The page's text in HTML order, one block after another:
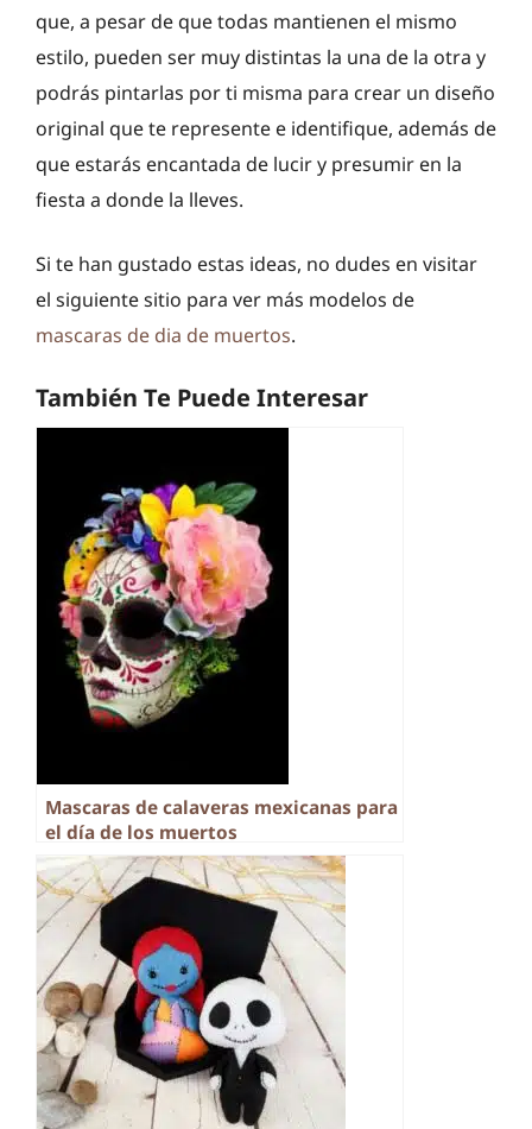
que, a pesar de que todas mantienen el mismo
estilo, pueden ser muy distintas la una de la otra y
podrás pintarlas por ti misma para crear un diseño
original que te represente e identifique, además de
que estarás encantada de lucir y presumir en la
fiesta a donde la lleves.
Si te han gustado estas ideas, no dudes en visitar
el siguiente sitio para ver más modelos de
mascaras de dia de muertos.
También Te Puede Interesar
Mascaras de calaveras mexicanas para
el día de los muertos